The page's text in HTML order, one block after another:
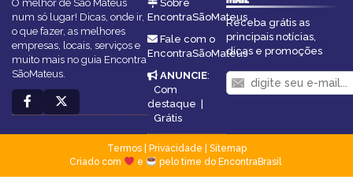
O melhor de São Mateus
num só lugar! Dicas, onde ir,
o que fazer, as melhores
empresas, locais, serviços e
muito mais no guia Encontra
SãoMateus.
Sobre
EncontraSãoMateus
Fale com o
EncontraSãoMateus
ANUNCIE:
Com
destaque |
Grátis
Receba grátis as
principais notícias,
dicas e promoções
Termos| Privacidade
Sitemap
Criado com
e pelo time do EncontraBrasil